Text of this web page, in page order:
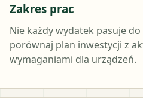
Zakres prac
Nie każdy wydatek pasuje
porównaj plan inwestycji z
wymaganiami dla urządzeń.